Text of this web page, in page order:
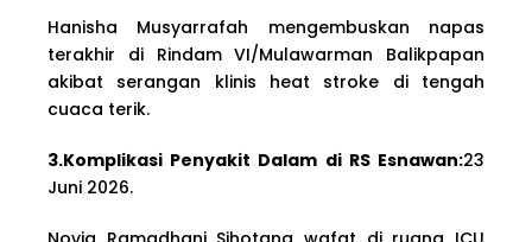
Hanisha Musyarrafah mengembuskan napas
terakhir di Rindam VI/Mulawarman Balikpapan
akibat serangan klinis heat stroke di tengah
cuaca terik.
3.Komplikasi Penyakit Dalam di RS Esnawan:23
Juni 2026.